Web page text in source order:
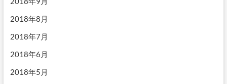
2018年8月
2018年7月
2018年6月
2018年5月